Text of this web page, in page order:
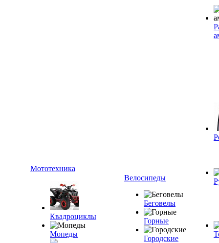
Мототехника
Квадроциклы
Мопеды
Велосипеды
Беговелы
Горные
Городские